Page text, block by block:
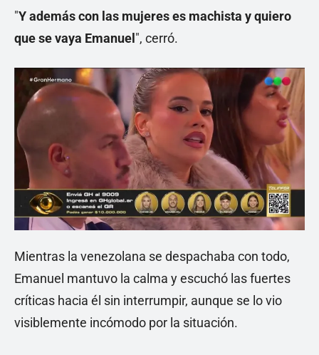
"Y además con las mujeres es machista y quiero
que se vaya Emanuel ", cerró.
Mientras la venezolana se despachaba con todo,
Emanuel mantuvo la calma y escuchó las fuertes
críticas hacia él sin interrumpir, aunque se lo vio
visiblemente incómodo por la situación.